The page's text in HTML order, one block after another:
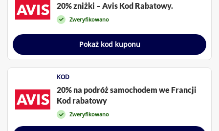
20% zniżki – Avis Kod Rabatowy.
Zweryfikowano
Pokaż kod kuponu
KOD
20% na podróż samochodem we Francji
Kod rabatowy
Zweryfikowano